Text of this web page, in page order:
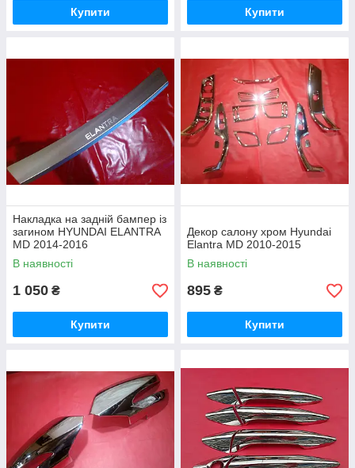
Купити Купити
Накладка на задній бампер із
загином HYUNDAI ELANTRA
MD 2014-2016
В наявності
1 050 ₴
Купити
Декор салону хром Hyundai
Elantra MD 2010-2015
В наявності
895 ₴
Купити